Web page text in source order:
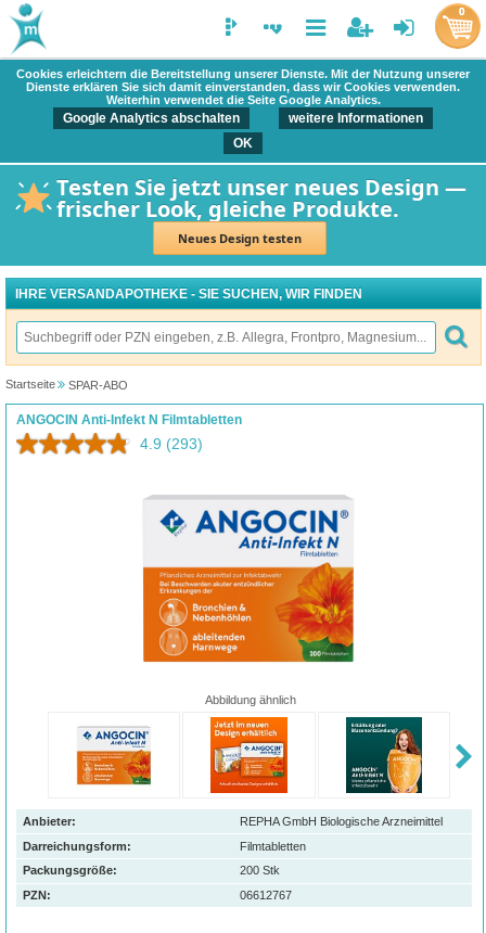
Cookies erleichtern die Bereitstellung unserer Dienste. Mit der Nutzung unserer
Dienste erklären Sie sich damit einverstanden, dass wir Cookies verwenden.
Weiterhin verwendet die Seite Google Analytics.
Google Analytics abschalten
weitere Informationen
OK
Testen Sie jetzt unser neues Design —
frischer Look, gleiche Produkte.
Neues Design testen
0
IHRE VERSANDAPOTHEKE - SIE SUCHEN, WIR FINDEN
Startseite SPAR-ABO
ANGOCIN Anti-Infekt N Filmtabletten
4.9 (293)
Abbildung ähnlich
Anbieter:
REPHA GmbH Biologische Arzneimittel
Darreichungsform:
Filmtabletten
Packungsgröße:
200 Stk
PZN: 06612767